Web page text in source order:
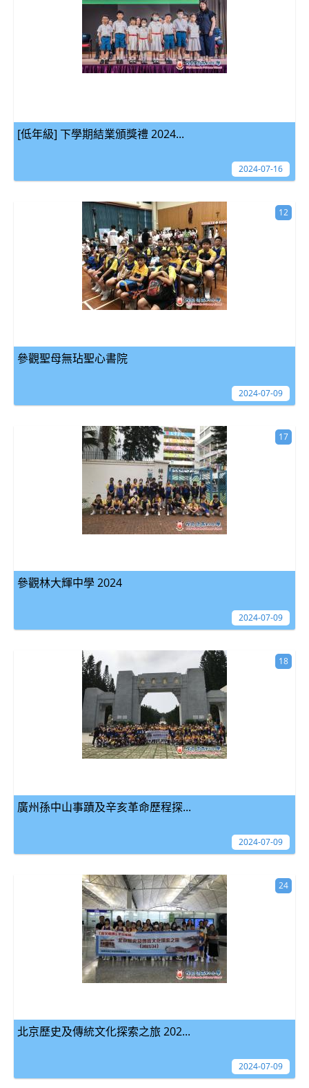
[低年級] 下學期結業頒獎禮 2024...
2024-07-16
參觀聖母無玷聖心書院
12
2024-07-09
參觀林大輝中學 2024
17
2024-07-09
廣州孫中山事蹟及辛亥革命歷程探...
18
2024-07-09
北京歷史及傳統文化探索之旅 202...
24
2024-07-09